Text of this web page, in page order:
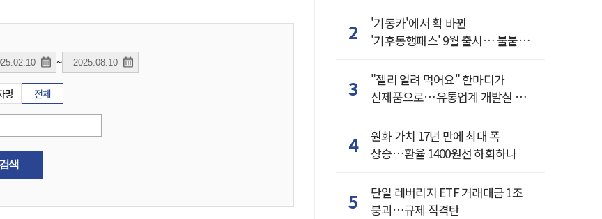
~
명 전체
검색
2
'기동카'에서 확 바뀐
'기후동행패스' 9월 출시… 불붙은
3
"젤리 얼려 먹어요" 한마디가
신제품으로…유통업계 개발실 된
4
원화 가치 17년 만에 최대 폭
상승…환율 1400원선 하회하나
5
단일 레버리지 ETF 거래대금 1조
붕괴…규제 직격탄